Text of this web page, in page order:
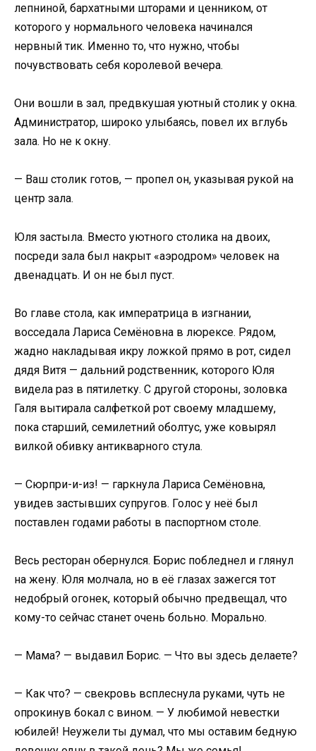
лепниной, бархатными шторами и ценником, от
которого у нормального человека начинался
нервный тик. Именно то, что нужно, чтобы
почувствовать себя королевой вечера.
Они вошли в зал, предвкушая уютный столик у окна.
Администратор, широко улыбаясь, повел их вглубь
зала. Но не к окну.
— Ваш столик готов, — пропел он, указывая рукой на
центр зала.
Юля застыла. Вместо уютного столика на двоих,
посреди зала был накрыт «аэродром» человек на
двенадцать. И он не был пуст.
Во главе стола, как императрица в изгнании,
восседала Лариса Семёновна в люрексе. Рядом,
жадно накладывая икру ложкой прямо в рот, сидел
дядя Витя — дальний родственник, которого Юля
видела раз в пятилетку. С другой стороны, золовка
Галя вытирала салфеткой рот своему младшему,
пока старший, семилетний оболтус, уже ковырял
вилкой обивку антикварного стула.
— Сюрпри-и-из! — гаркнула Лариса Семёновна,
увидев застывших супругов. Голос у неё был
поставлен годами работы в паспортном столе.
Весь ресторан обернулся. Борис побледнел и глянул
на жену. Юля молчала, но в её глазах зажегся тот
недобрый огонек, который обычно предвещал, что
кому-то сейчас станет очень больно. Морально.
— Мама? — выдавил Борис. — Что вы здесь делаете?
— Как что? — свекровь всплеснула руками, чуть не
опрокинув бокал с вином. — У любимой невестки
юбилей! Неужели ты думал, что мы оставим бедную